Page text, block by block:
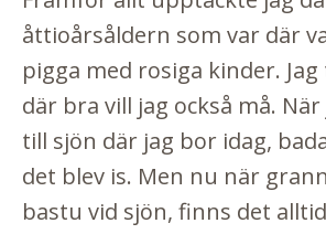
åttioårsåldern som var där
pigga med rosiga kinder.
där bra vill jag också må.
till sjön där jag bor idag,
det blev is. Men nu när
bastu vid sjön, finns det